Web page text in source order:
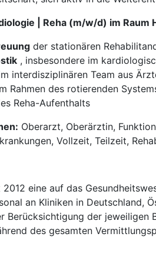
| Reha (m/w/d) im Raum
der stationären
, insbesondere im
interdisziplinären Team aus
Rahmen des rotierenden
Reha-Aufenthalts
Oberarzt, Oberärztin,
Vollzeit, Teilzeit,
2012 eine auf das
an Kliniken in Deutschland,
Berücksichtigung der
des gesamten